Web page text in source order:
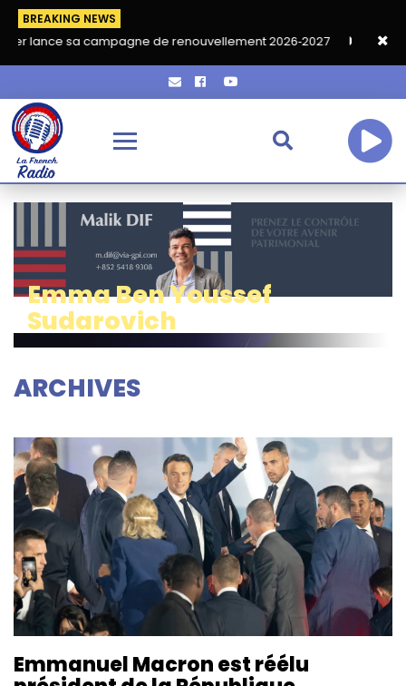
BREAKING NEWS
de renouvellement 2026‑2027 Grand café de
Emma Ben Youssef
Sudarovich
ARCHIVES
Emmanuel Macron est réélu